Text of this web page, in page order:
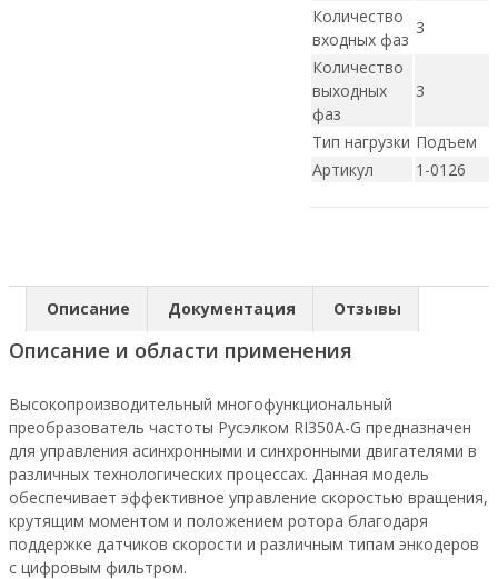
Количество
входных фаз
3
Количество
выходных
фаз
3
Тип нагрузки Подъем
Артикул
1-0126
Описание Документация Отзывы
Описание и области применения
Высокопроизводительный многофункциональный
преобразователь частоты Русэлком RI350A-G предназначен
для управления асинхронными и синхронными двигателями в
различных технологических процессах. Данная модель
обеспечивает эффективное управление скоростью вращения,
крутящим моментом и положением ротора благодаря
поддержке датчиков скорости и различным типам энкодеров
с цифровым фильтром.